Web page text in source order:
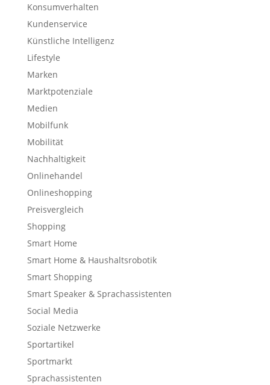
Konsumverhalten
Kundenservice
Künstliche Intelligenz
Lifestyle
Marken
Marktpotenziale
Medien
Mobilfunk
Mobilität
Nachhaltigkeit
Onlinehandel
Onlineshopping
Preisvergleich
Shopping
Smart Home
Smart Home & Haushaltsrobotik
Smart Shopping
Smart Speaker & Sprachassistenten
Social Media
Soziale Netzwerke
Sportartikel
Sportmarkt
Sprachassistenten